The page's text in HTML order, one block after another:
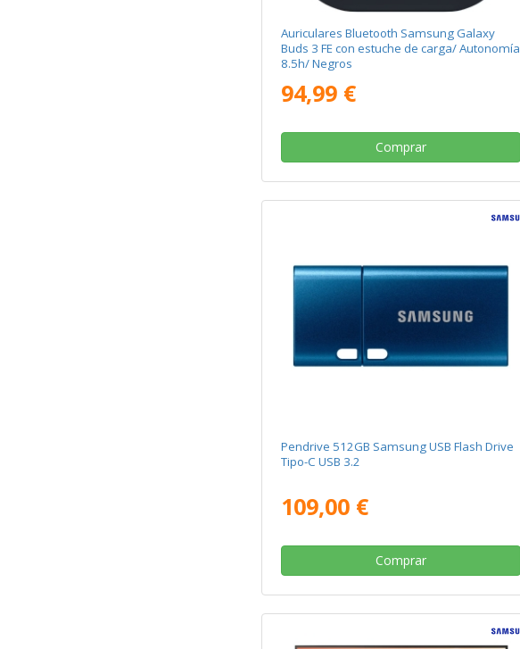
Auriculares Bluetooth Samsung Galaxy
Buds 3 FE con estuche de carga/ Autonomía
8.5h/ Negros
94,99 €
Comprar
Pendrive 512GB Samsung USB Flash Drive
Tipo-C USB 3.2
109,00 €
Comprar